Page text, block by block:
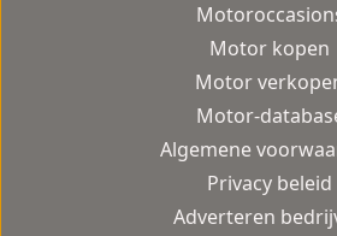
Motor kopen
Motor
Motor-
Algemene
Privacy beleid
Adverteren